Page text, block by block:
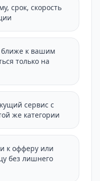
срок, скорость
ближе к вашим
только на
сервис с
же категории
к офферу или
без лишнего